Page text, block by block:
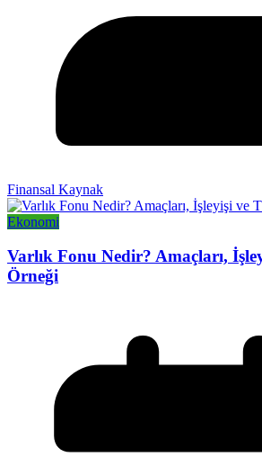
Finansal Kaynak
Ekonomi
Varlık Fonu Nedir? Amaçları,
Örneği